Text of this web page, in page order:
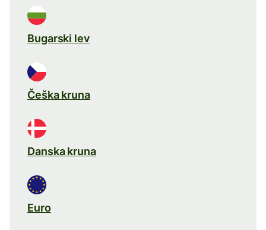
Bugarski lev
Češka kruna
Danska kruna
Euro